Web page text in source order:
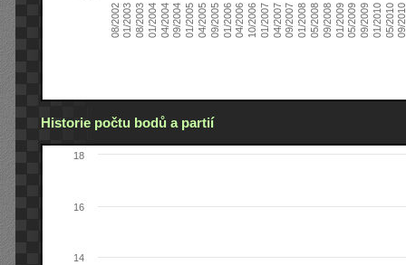
08/200201/200308/200301/200404/200409/200401/200504/200509/200501/200604/200610/200601/200704/200709/200701/200805/200809/200801/200905/200909/200901/201005/201009/
Historie počtu bodů a partií
14
16
18